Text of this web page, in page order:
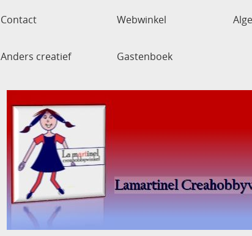
Contact Webwinkel
Anders creatief Gastenboek